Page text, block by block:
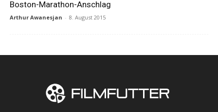
Boston-Marathon-Anschlag
Arthur Awanesjan - 8. August 2015